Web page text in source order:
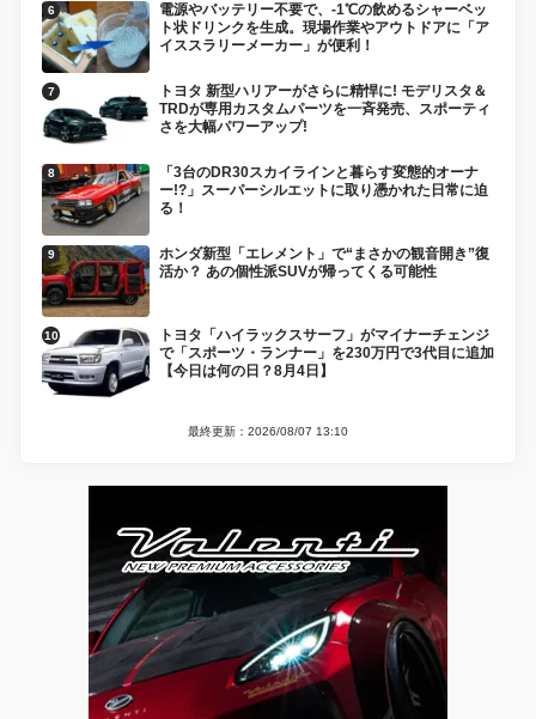
電源やバッテリー不要で、-1℃の飲めるシャーベッ
ト状ドリンクを生成。現場作業やアウトドアに「ア
イススラリーメーカー」が便利！
トヨタ 新型ハリアーがさらに精悍に! モデリスタ＆
TRDが専用カスタムパーツを一斉発売、スポーティ
さを大幅パワーアップ!
「3台のDR30スカイラインと暮らす変態的オーナ
ー!?」スーパーシルエットに取り憑かれた日常に迫
る！
ホンダ新型「エレメント」で“まさかの観音開き”復
活か？ あの個性派SUVが帰ってくる可能性
トヨタ「ハイラックスサーフ」がマイナーチェンジ
で「スポーツ・ランナー」を230万円で3代目に追加
【今日は何の日？8月4日】
最終更新：2026/08/07 13:10